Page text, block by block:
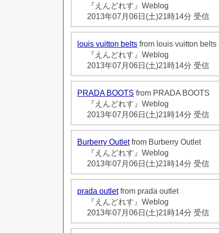
『えんどれす』Weblog
2013年07月06日(土)21時14分 受信
louis vuitton belts from louis vuitton belts
『えんどれす』Weblog
2013年07月06日(土)21時14分 受信
PRADA BOOTS from PRADA BOOTS
『えんどれす』Weblog
2013年07月06日(土)21時14分 受信
Burberry Outletfrom Burberry Outlet
『えんどれす』Weblog
2013年07月06日(土)21時14分 受信
prada outletfrom prada outlet
『えんどれす』Weblog
2013年07月06日(土)21時14分 受信